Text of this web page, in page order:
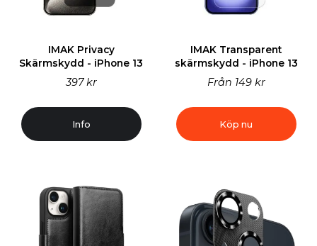
IMAK Privacy
Skärmskydd - iPhone 13
397 kr
Info
IMAK Transparent
skärmskydd - iPhone 13
Från 149 kr
Köp nu